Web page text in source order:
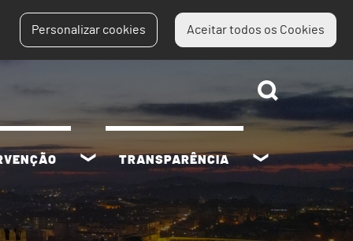
Personalizar cookies Aceitar todos os Cookies
TRANSPARÊNCIA